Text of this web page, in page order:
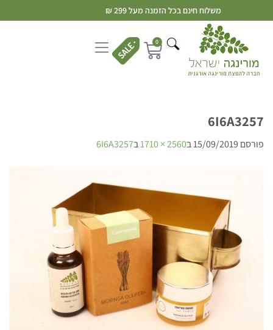
משלוח חינם בכל הזמנה מעל 299 ₪
0
6I6A3257
פורסם 15/09/2019ב2560 × 1710 ב6I6A3257